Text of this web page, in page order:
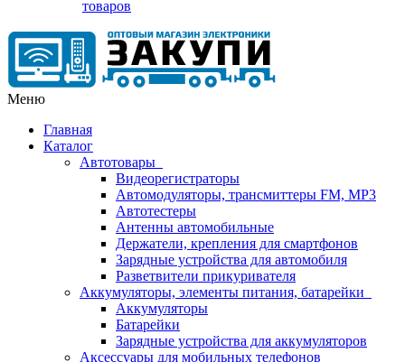
товаров
Меню
Главная
Каталог
Автотовары
Видеорегистраторы
Автомодуляторы, трансмиттеры FM, MP3
Автотестеры
Антенны автомобильные
Держатели, крепления для смартфонов
Зарядные устройства для автомобиля
Разветвители прикуривателя
Аккумуляторы, элементы питания, батарейки
Аккумуляторы
Батарейки
Зарядные устройства для аккумуляторов
Аксессуары для мобильных телефонов